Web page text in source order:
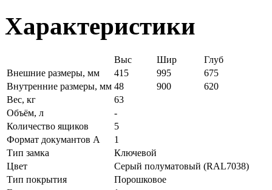
Характеристики
Выс Шир
Глуб
Внешние размеры, мм
415 995
675
Внутренние размеры, мм 48 900
620
Вес, кг
63
Объём, л
-
Количество ящиков
5
Формат докумантов А
1
Тип замка
Ключевой
Цвет
Серый полуматовый (RAL7038)
Тип покрытия
Порошковое